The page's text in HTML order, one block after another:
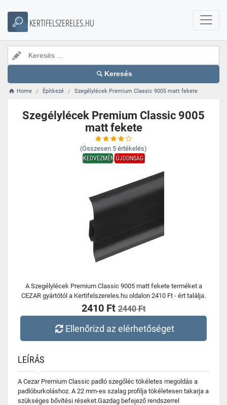
KERTIFELSZERELES.HU
Keresés
Home Építkezé Szegélylécek Premium Classic 9005 matt fekete
Szegélylécek Premium Classic 9005
matt fekete
(Összesen 5 értékelés)
KEDVEZMÉNYÚJDONSÁG
A Szegélylécek Premium Classic 9005 matt fekete terméket a
CEZAR gyártótól a Kertifelszereles.hu oldalon 2410 Ft - ért találja.
2410 Ft 2440 Ft
Ellenőrizd az elérhetőséget
LEÍRÁS
A Cezar Premium Classic padló szegőléc tökéletes megoldás a
padlóburkoláshoz. A 22 mm-es szalag profilja tökéletesen takarja a
szükséges bővítési réseket.Gazdag befejező rendszerrel